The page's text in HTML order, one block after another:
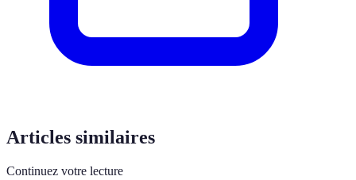
Articles similaires
Continuez votre lecture